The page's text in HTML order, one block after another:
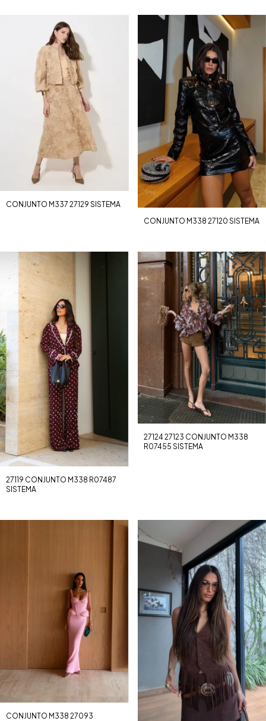
CONJUNTO M337 27129 SISTEMA
CONJUNTO M338 27120 SISTEMA
27119 CONJUNTO M338 R07487
SISTEMA
27124 27123 CONJUNTO M338
R07455 SISTEMA
CONJUNTO M338 27093